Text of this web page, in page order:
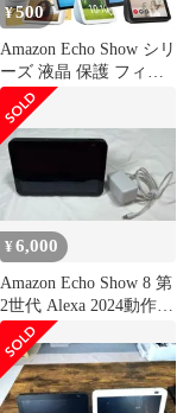
¥500
Amazon Echo Show シリ
ーズ 液晶 保護 フィル
ム 2枚セット 光沢 TPU
互換 多機種 11 10 8 5
世代 3 2 1 対応 画面 シ
ート シール 撥水 キズ
汚れ 防止 衝撃吸収
¥6,000
Amazon Echo Show 8 第
2世代 Alexa 2024動作確
認済み